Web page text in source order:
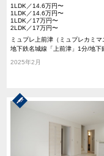
1LDK／14.6万円〜
1LDK／14.6万円〜
1LDK／17万円〜
2LDK／17万円〜
ミュプレ上前津（ミュプレカミマ
地下鉄名城線「上前津」1分/地下
2025年2月